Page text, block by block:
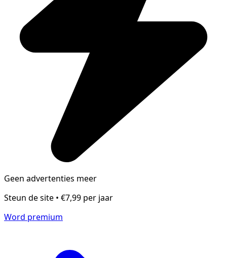
Geen advertenties meer
Steun de site • €7,99 per jaar
Word premium